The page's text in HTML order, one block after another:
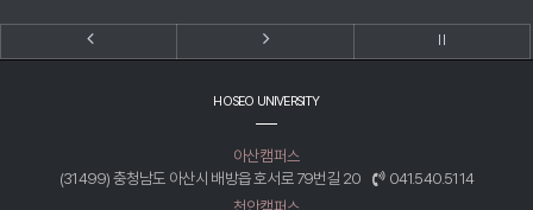
HOSEO UNIVERSITY
아산캠퍼스
(31499) 충청남도 아산시 배방읍 호서로 79번길 20
041.540.5114
천안캠퍼스